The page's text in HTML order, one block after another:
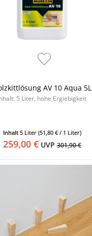
AV 10 Aqua 5L
5 Liter, hohe Ergiebigkeit
Inhalt 5 Liter (51,80 € / 1 Liter)
259,00 €UVP301,90 €